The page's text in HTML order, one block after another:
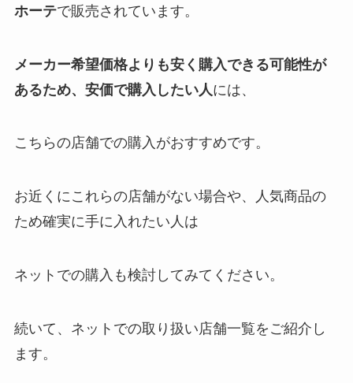
ホーテで販売されています。
メーカー希望価格よりも安く購入できる可能性が
あるため、安価で購入したい人 には、
こちらの店舗での購入がおすすめです。
お近くにこれらの店舗がない場合や、人気商品の
ため確実に手に入れたい人は
ネットでの購入も検討してみてください。
続いて、ネットでの取り扱い店舗一覧をご紹介し
ます。